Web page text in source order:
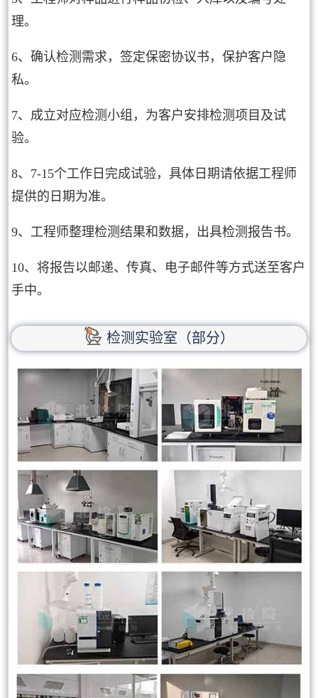
理。
6、确认检测需求，签定保密协议书，保护客户隐
私。
7、成立对应检测小组，为客户安排检测项目及试
验。
8、7-15个工作日完成试验，具体日期请依据工程师
提供的日期为准。
9、工程师整理检测结果和数据，出具检测报告书。
10、将报告以邮递、传真、电子邮件等方式送至客户
手中。
检测实验室（部分）